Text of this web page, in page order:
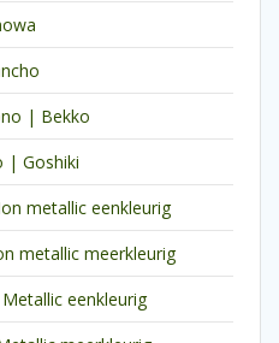
| Bekko
| Goshiki
metallic eenkleurig
metallic meerkleurig
eenkleurig